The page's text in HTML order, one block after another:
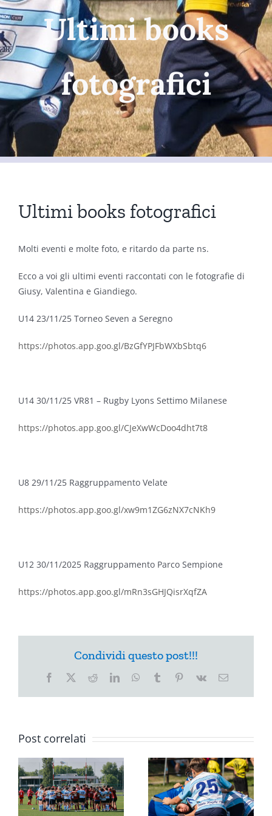
Ultimi books
fotografici
Ultimi books fotografici
Molti eventi e molte foto, e ritardo da parte ns.
Ecco a voi gli ultimi eventi raccontati con le fotografie di
Giusy, Valentina e Giandiego.
U14 23/11/25 Torneo Seven a Seregno
https://photos.app.goo.gl/BzGfYPJFbWXbSbtq6
U14 30/11/25 VR81 – Rugby Lyons Settimo Milanese
https://photos.app.goo.gl/CJeXwWcDoo4dht7t8
U8 29/11/25 Raggruppamento Velate
https://photos.app.goo.gl/xw9m1ZG6zNX7cNKh9
U12 30/11/2025 Raggruppamento Parco Sempione
https://photos.app.goo.gl/mRn3sGHJQisrXqfZA
Condividi questo post!!!
Facebook
X RedditLinkedInWhatsApp
Tumblr Pinterest
Vk Email
Post correlati